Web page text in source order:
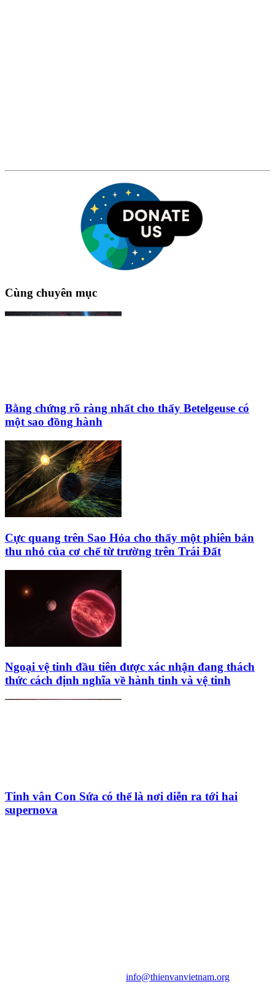
Cùng chuyên mục
Bằng chứng rõ ràng nhất cho thấy Betelgeuse có
một sao đồng hành
Cực quang trên Sao Hỏa cho thấy một phiên bản
thu nhỏ của cơ chế từ trường trên Trái Đất
Ngoại vệ tinh đầu tiên được xác nhận đang thách
thức cách định nghĩa về hành tinh và vệ tinh
Tinh vân Con Sứa có thể là nơi diễn ra tới hai
supernova
info@thienvanvietnam.org